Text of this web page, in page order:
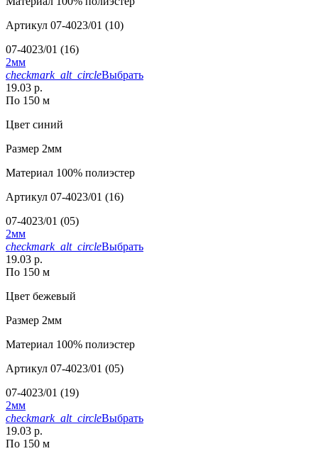
Артикул 07-4023/01 (10)
07-4023/01 (16)
2мм
checkmark_alt_circleВыбрать
19.03 р.
По 150 м
Цвет синий
Размер 2мм
Материал 100% полиэстер
Артикул 07-4023/01 (16)
07-4023/01 (05)
2мм
checkmark_alt_circleВыбрать
19.03 р.
По 150 м
Цвет бежевый
Размер 2мм
Материал 100% полиэстер
Артикул 07-4023/01 (05)
07-4023/01 (19)
2мм
checkmark_alt_circleВыбрать
19.03 р.
По 150 м